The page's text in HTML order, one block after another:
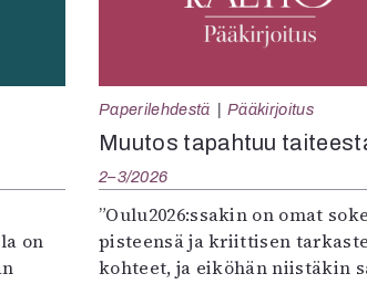
on
Paperilehdestä Pääkirjoitus
Muutos tapahtuu
2–3/2026
”Oulu2026:ssakin on omat
pisteensä ja kriittisen
kohteet, ja eiköhän niistäkin